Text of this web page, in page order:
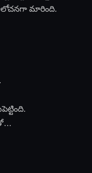
ఆలోచనగా మారింది.